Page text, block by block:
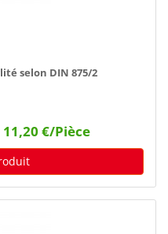
selon DIN 875/2
11,20 €/Pièce